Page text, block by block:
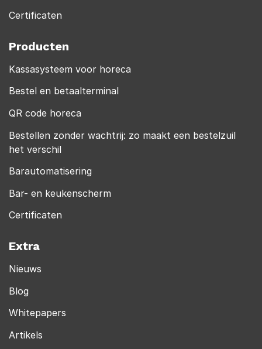
Certificaten
Producten
Kassasysteem voor horeca
Bestel en betaalterminal
QR code horeca
Bestellen zonder wachtrij: zo maakt een bestelzuil
het verschil
Barautomatisering
Bar- en keukenscherm
Certificaten
Extra
Nieuws
Blog
Whitepapers
Artikels